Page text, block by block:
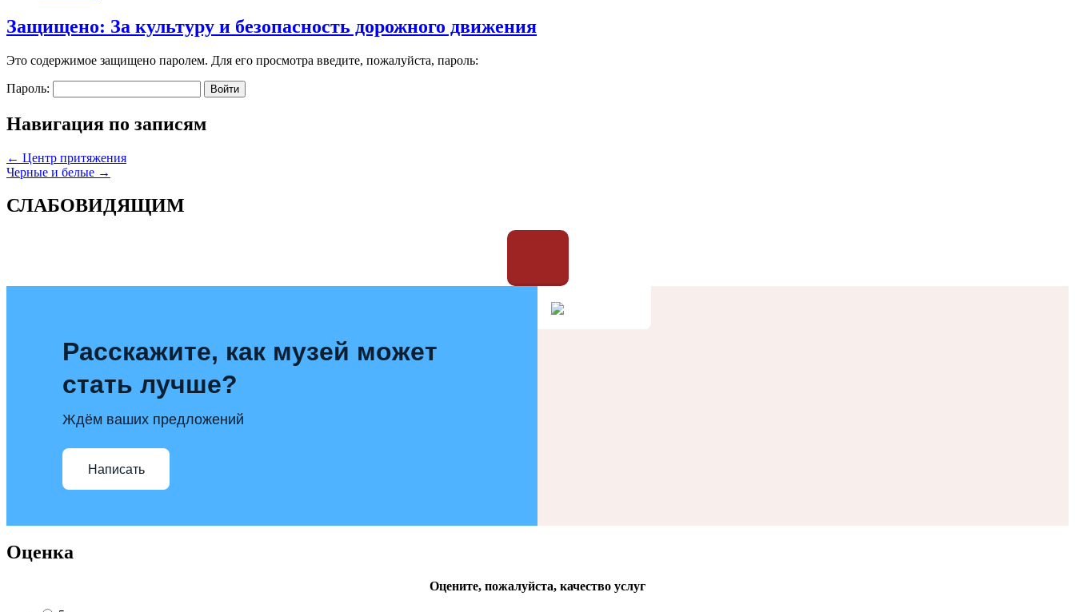
Защищено: За культуру и безопасность дорожного движения
Это содержимое защищено паролем. Для его просмотра введите, пожалуйста, пароль:
Пароль:
Навигация по записям
← Центр притяжения
Черные и белые →
СЛАБОВИДЯЩИМ
Расскажите, как музей может
стать лучше?
Ждём ваших предложений
Написать
Оценка
Оцените, пожалуйста, качество услуг